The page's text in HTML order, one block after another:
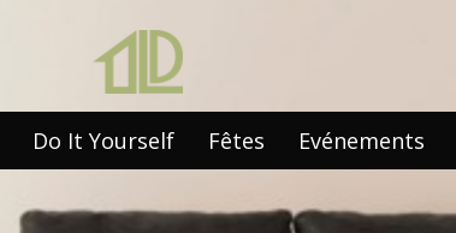
Do It Yourself Fêtes Evénements